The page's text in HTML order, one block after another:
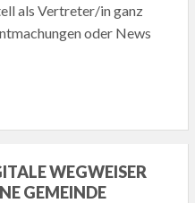
als Vertreter/in ganz
oder News
WEGWEISER
GEMEINDE